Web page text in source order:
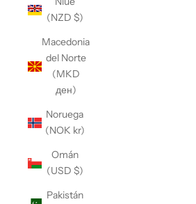
(NZD $)
Macedonia
del Norte
(MKD
ден)
Noruega
(NOK kr)
Omán
(USD $)
Pakistán